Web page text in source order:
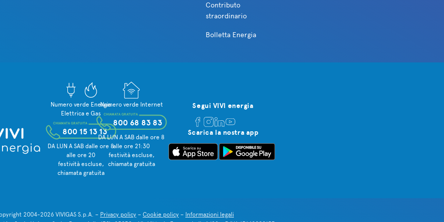
Contributo
straordinario
Bolletta Energia
Numero verde Energia
Elettrica e Gas
800 15 13 13
CHIAMATA GRATUITA
DA LUN A SAB dalle ore 8
alle ore 20
festività escluse,
chiamata gratuita
Numero verde Internet
800 68 83 83
CHIAMATA GRATUITA
DA LUN A SAB dalle ore 8
alle ore 21:30
festività escluse,
chiamata gratuita
Segui VIVI energia
Scarica la nostra app
2004-2026 VIVIGAS S.p.A. – Privacy policy – Cookie policy – Informazioni legali